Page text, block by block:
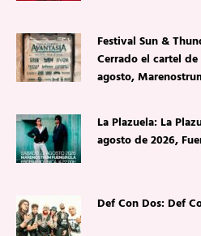
Festival Sun &
Cerrado el cartel
agosto,
La Plazuela: La
agosto de 2026,
Def Con Dos: Def